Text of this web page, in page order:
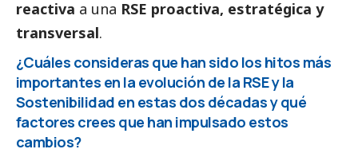
reactiva a una RSE proactiva, estratégica y
transversal.
¿Cuáles consideras que han sido los hitos más
importantes en la evolución de la RSE y la
Sostenibilidad en estas dos décadas y qué
factores crees que han impulsado estos
cambios?